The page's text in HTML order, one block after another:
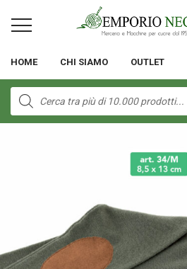
HOME CHI SIAMO OUTLET
Products
search